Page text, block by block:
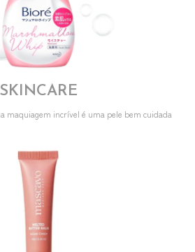
SKINCARE
maquiagem incrível é uma pele bem cuidada